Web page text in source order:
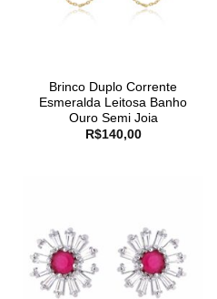
Brinco Duplo Corrente
Esmeralda Leitosa Banho
Ouro Semi Joia
R$140,00